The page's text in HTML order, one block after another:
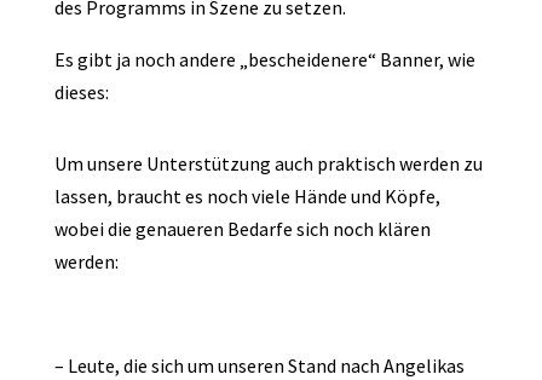
des Programms in Szene zu setzen.
Es gibt ja noch andere „bescheidenere“ Banner, wie
dieses:
Um unsere Unterstützung auch praktisch werden zu
lassen, braucht es noch viele Hände und Köpfe,
wobei die genaueren Bedarfe sich noch klären
werden:
– Leute, die sich um unseren Stand nach Angelikas